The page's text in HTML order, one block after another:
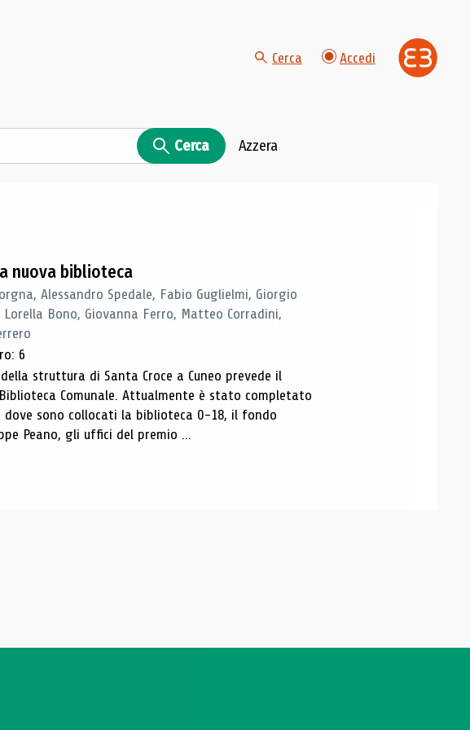
Cerca Accedi
Cerca Azzera
nuova biblioteca
Alessandro Spedale, Fabio Guglielmi, Giorgio
Bono, Giovanna Ferro, Matteo Corradini,
6
struttura di Santa Croce a Cuneo prevede il
Comunale. Attualmente è stato completato
sono collocati la biblioteca 0-18, il fondo
Peano, gli uffici del premio ...